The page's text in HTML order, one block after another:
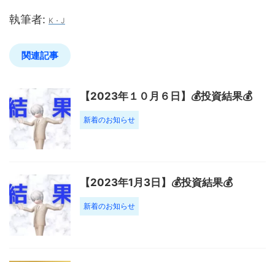
執筆者: K・J
関連記事
【2023年１０月６日】💰投資結果💰
新着のお知らせ
【2023年1月3日】💰投資結果💰
新着のお知らせ